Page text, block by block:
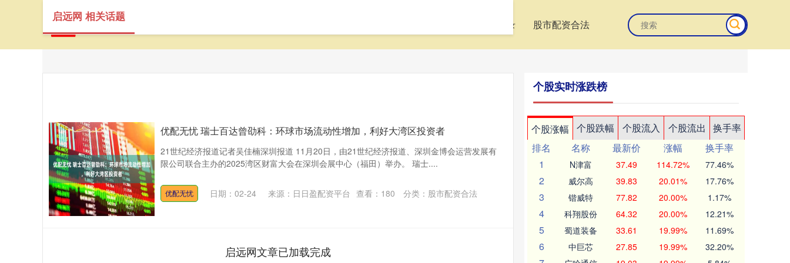
配资中国登录 股市配资合法
启远网 相关话题
优配无忧 瑞士百达曾劭科：环球市场流动性增加，利好大湾区投资者
21世纪经济报道记者吴佳楠深圳报道 11月20日，由21世纪经济报道、深圳金博会运营发展有
限公司联合主办的2025湾区财富大会在深圳会展中心（福田）举办。 瑞士....
优配无忧 日期：02-24 来源：日日盈配资平台 查看： 180 分类： 股市配资合法
启远网文章已加载完成
个股实时涨跌榜
个股涨幅 个股跌幅 个股流入 个股流出
换手率
排名
名称 最新价 涨幅
换手率
1
N津富 37.49 114.72% 77.46%
2 威尔高 39.83 20.01% 17.76%
3 锴威特 77.82 20.00% 1.17%
4 科翔股份 64.32 20.00% 12.21%
5 蜀道装备 33.61 19.99% 11.69%
6 中巨芯 27.85 19.99% 32.20%